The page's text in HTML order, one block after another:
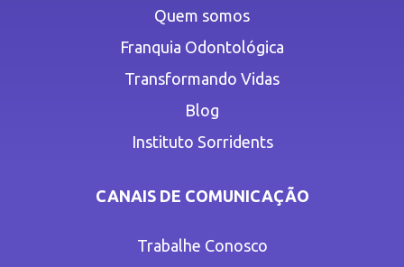
Quem somos
Franquia Odontológica
Transformando Vidas
Blog
Instituto Sorridents
CANAIS DE COMUNICAÇÃO
Trabalhe Conosco